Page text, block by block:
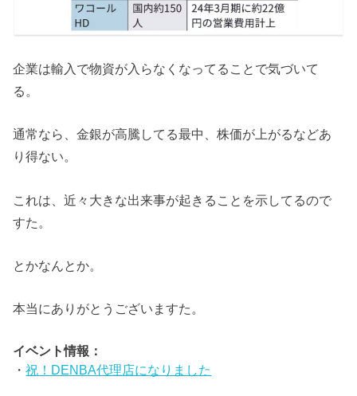
企業は輸入で物資が入らなくなってることで気づいて
る。
通常なら、金銀が高騰してる最中、株価が上がるなどあ
り得ない。
これは、近々大きな出来事が起きることを示してるので
すた。
とかなんとか。
本当にありがとうございますた。
イベント情報：
・祝！DENBA代理店になりました